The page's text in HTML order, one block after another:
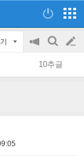
공
지
on/off
검
색
글
쓰
10추글